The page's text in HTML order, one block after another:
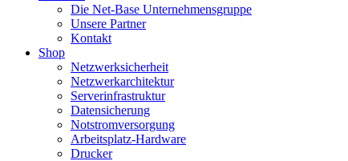
Die Net-Base Unternehmensgruppe
Unsere Partner
Kontakt
Shop
Netzwerksicherheit
Netzwerkarchitektur
Serverinfrastruktur
Datensicherung
Notstromversorgung
Arbeitsplatz-Hardware
Drucker